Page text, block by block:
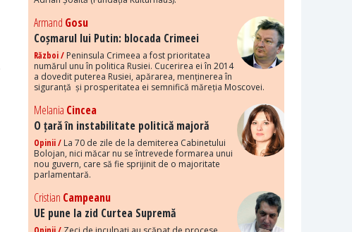
Armand Gosu
Coșmarul lui Putin: blocada Crimeei
Război / Peninsula Crimeea a fost prioritatea
numărul unu în politica Rusiei. Cucerirea ei în 2014
a dovedit puterea Rusiei, apărarea, menținerea în
siguranță și prosperitatea ei semnifică măreția Moscovei.
Melania Cincea
O țară în instabilitate politică majoră
Opinii / La 70 de zile de la demiterea Cabinetului
Bolojan, nici măcar nu se întrevede formarea unui
nou guvern, care să fie sprijinit de o majoritate
parlamentară.
Cristian Campeanu
UE pune la zid Curtea Supremă